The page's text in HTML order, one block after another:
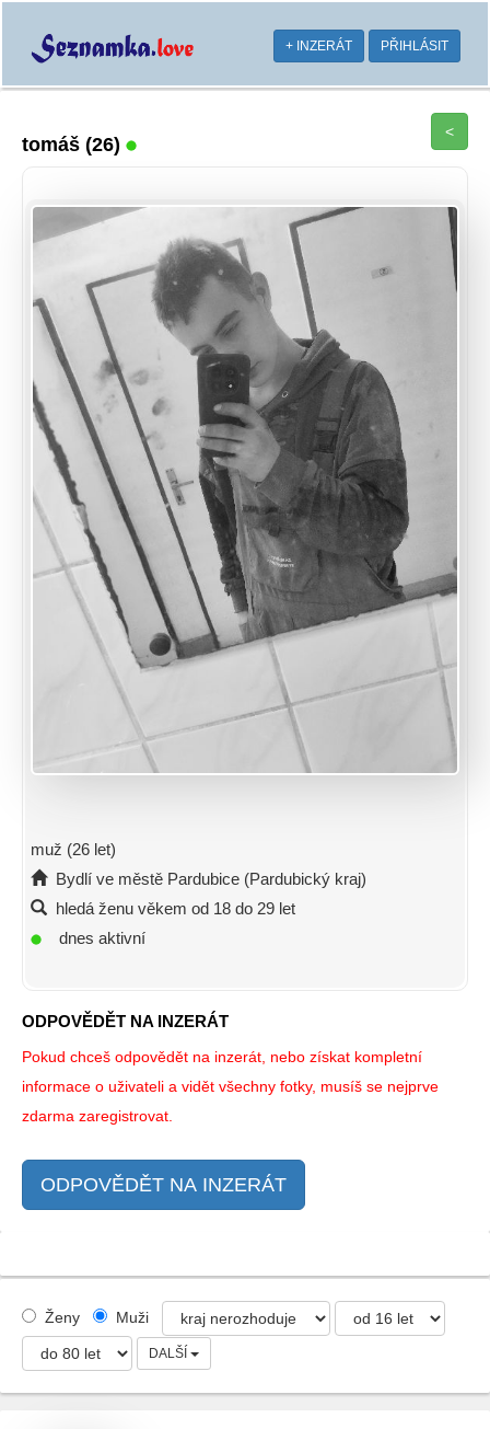
+ INZERÁT PŘIHLÁSIT
tomáš (26)
<
muž (26 let)
Bydlí ve městě Pardubice (Pardubický kraj)
hledá ženu věkem od 18 do 29 let
dnes aktivní
ODPOVĚDĚT NA INZERÁT
Pokud chceš odpovědět na inzerát, nebo získat kompletní
informace o uživateli a vidět všechny fotky, musíš se nejprve
zdarma zaregistrovat.
ODPOVĚDĚT NA INZERÁT
Ženy Muži
DALŠÍ